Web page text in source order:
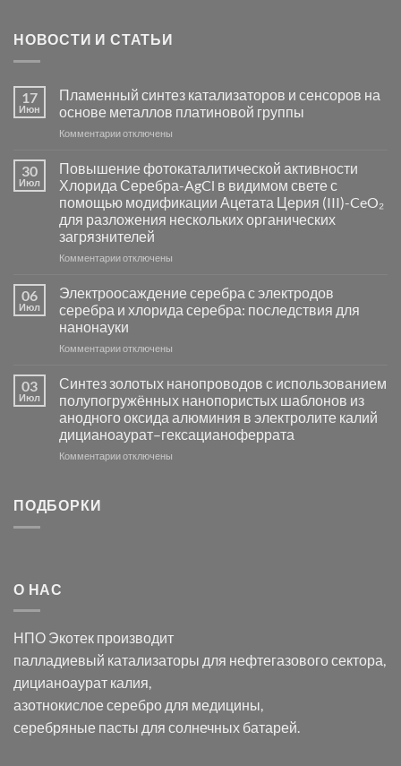
НОВОСТИ И СТАТЬИ
17
Июн
Пламенный синтез катализаторов и сенсоров на
основе металлов платиновой группы
Комментариик
Пламенный
синтез
катализаторов
и
сенсоров
на
основе
группы
отключены
30
Июл
Повышение фотокаталитической активности
Хлорида Серебра-AgCl в видимом свете с
помощью модификации Ацетата Церия (III)-CeO₂
для разложения нескольких органических
загрязнителей
Комментариик
фотокаталитической
активности
Хлорида
Серебра-
в
видимом
свете
с
помощью
модификации
отключены
06
Июл
Электроосаждение серебра с электродов
серебра и хлорида серебра: последствия для
нанонауки
Комментариик
серебра
с
электродов
серебра
и
отключены
03
Июл
Синтез золотых нанопроводов с использованием
полупогружённых нанопористых шаблонов из
анодного оксида алюминия в электролите калий
дицианоаурат–гексацианоферрата
Комментариик
оксида
в
электролите
калий
дицианоаурат–
гексацианоферрата
отключены
ПОДБОРКИ
О НАС
НПО Экотек производит
палладиевый катализаторы для нефтегазового сектора,
дицианоаурат калия,
азотнокислое серебро для медицины,
серебряные пасты для солнечных батарей.